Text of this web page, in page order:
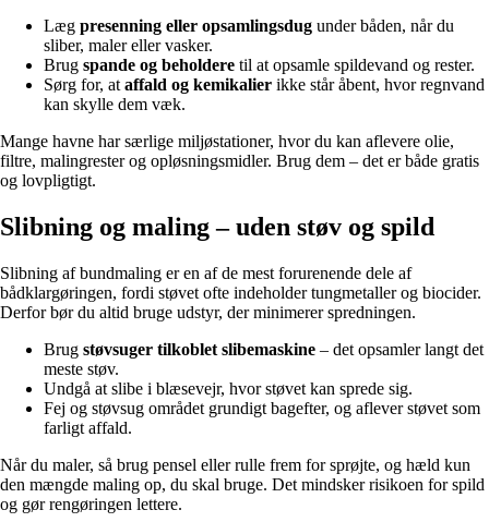
Læg presenning eller opsamlingsdug under båden, når du
sliber, maler eller vasker.
Brug spande og beholdere til at opsamle spildevand og rester.
Sørg for, ataffald og kemikalier ikke står åbent, hvor regnvand
kan skylle dem væk.
Mange havne har særlige miljøstationer, hvor du kan aflevere olie,
filtre, malingrester og opløsningsmidler. Brug dem – det er både gratis
og lovpligtigt.
Slibning og maling – uden støv og spild
Slibning af bundmaling er en af de mest forurenende dele af
bådklargøringen, fordi støvet ofte indeholder tungmetaller og biocider.
Derfor bør du altid bruge udstyr, der minimerer spredningen.
Brug støvsuger tilkoblet slibemaskine – det opsamler langt det
meste støv.
Undgå at slibe i blæsevejr, hvor støvet kan sprede sig.
Fej og støvsug området grundigt bagefter, og aflever støvet som
farligt affald.
Når du maler, så brug pensel eller rulle frem for sprøjte, og hæld kun
den mængde maling op, du skal bruge. Det mindsker risikoen for spild
og gør rengøringen lettere.